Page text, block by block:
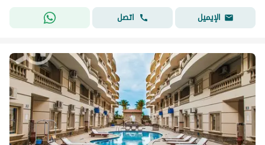
الإيميل
اتصل